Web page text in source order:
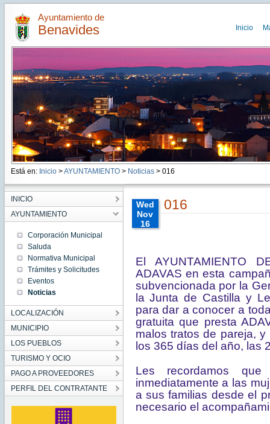
Ayuntamiento de
Benavides Inicio
Está en: Inicio >AYUNTAMIENTO> Noticias> 016
INICIO
AYUNTAMIENTO
Corporación Municipal
Saluda
Normativa Municipal
Trámites y Solicitudes
Eventos
Noticias
LOCALIZACIÓN
MUNICIPIO
LOS PUEBLOS
TURISMO Y OCIO
PAGO A PROVEEDORES
PERFIL DEL CONTRATANTE
Wed
Nov
16
Wed
Nov 16
00:00:00
CET
2022
Wed Nov
16
00:00:00
2022
016
El AYUNTAMIENTO
ADAVAS en esta
subvencionada por la
la Junta de Castilla y
para dar a conocer a
gratuita que presta
malos tratos de pareja,
los 365 días del año, las
Les recordamos que
inmediatamente a las
a sus familias desde el
necesario el